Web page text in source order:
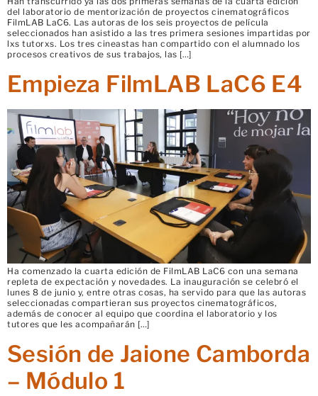
del laboratorio de mentorización de proyectos cinematográficos
FilmLAB LaC6. Las autoras de los seis proyectos de película
seleccionados han asistido a las tres primera sesiones impartidas por
lxs tutorxs. Los tres cineastas han compartido con el alumnado los
procesos creativos de sus trabajos, las […]
Empieza FilmLAB LaC6 E4
Ha comenzado la cuarta edición de FilmLAB LaC6 con una semana
repleta de expectación y novedades. La inauguración se celebró el
lunes 8 de junio y, entre otras cosas, ha servido para que las autoras
seleccionadas compartieran sus proyectos cinematográficos,
además de conocer al equipo que coordina el laboratorio y los
tutores que les acompañarán […]
Sesión de Jaione Camborda
– Módulo 1